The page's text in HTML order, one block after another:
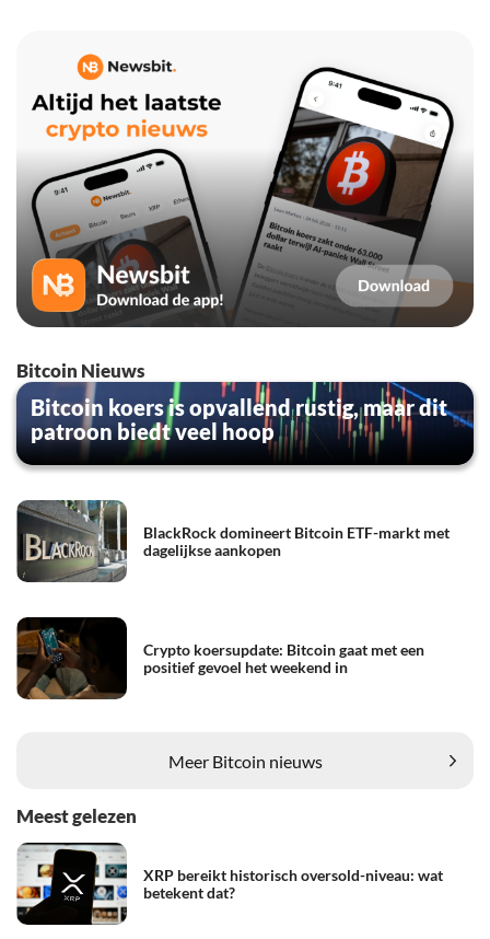
Bitcoin Nieuws
Bitcoin koers is opvallend rustig, maar dit
patroon biedt veel hoop
BlackRock domineert Bitcoin ETF-markt met
dagelijkse aankopen
Crypto koersupdate: Bitcoin gaat met een
positief gevoel het weekend in
Meer Bitcoin nieuws
Meest gelezen
XRP bereikt historisch oversold-niveau: wat
betekent dat?